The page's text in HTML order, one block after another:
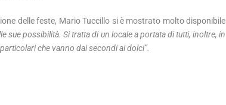
delle feste, Mario Tuccillo si è mostrato molto disponibile
sue possibilità. Si tratta di un locale a portata di tutti, inoltre, in
che vanno dai secondi ai dolci”.